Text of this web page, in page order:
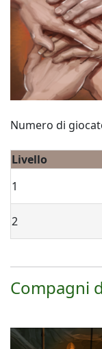
Numero di
Livello
1
2
Compagni